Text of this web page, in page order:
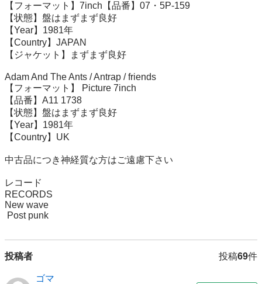
【フォーマット】7inch【品番】07・5P-159
【状態】盤はまずまず良好
【Year】1981年
【Country】JAPAN
【ジャケット】まずまず良好
Adam And The Ants / Antrap / friends
【フォーマット】 Picture 7inch
【品番】A11 1738
【状態】盤はまずまず良好
【Year】1981年
【Country】UK
中古品につき神経質な方はご遠慮下さい
レコード
RECORDS
New wave
Post punk
投稿者 投稿69件
ゴマ